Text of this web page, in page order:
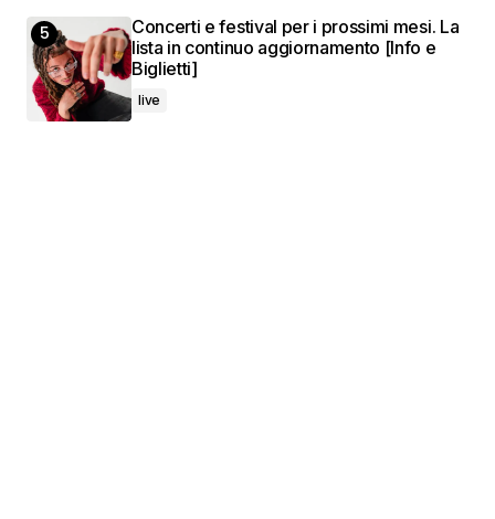
Concerti e festival per i prossimi mesi. La
lista in continuo aggiornamento [Info e
Biglietti]
live